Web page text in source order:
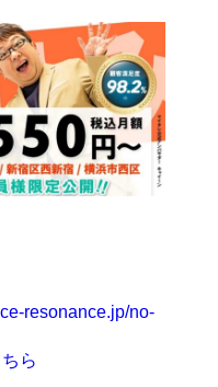
resonance.jp/no-
ら